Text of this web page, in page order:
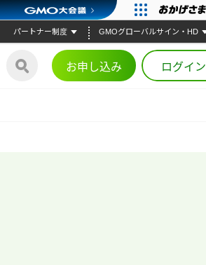
パートナー制度 GMOグローバルサイン・HD
お申し込み ログイン